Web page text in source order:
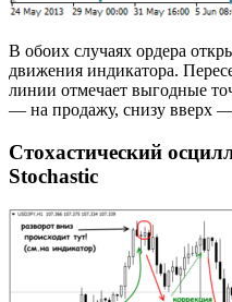
В обоих случаях ордера
движения индикатора.
линии отмечает выгодные
— на продажу, снизу вверх
Стохастический
Stochastic